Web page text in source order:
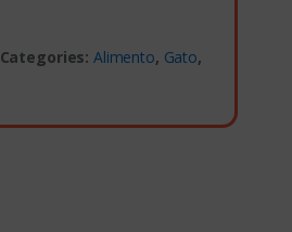
Categories: Alimento, Gato,